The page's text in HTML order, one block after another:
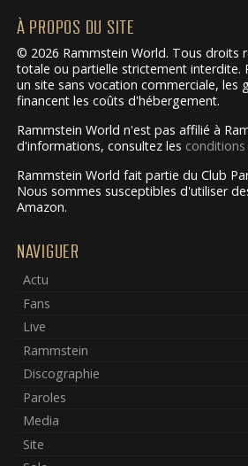
À PROPOS DU SITE
© 2026 Rammstein World. Tous droits
totale ou partielle strictement interdite.
un site sans vocation commerciale, les
financent les coûts d'hébergement.
Rammstein World n'est pas affilié à
d'informations, consultez les
Rammstein World fait partie du Club
Nous sommes susceptibles d'utiliser
Amazon.
NAVIGUER
Actu
Fans
Live
Rammstein
Discographie
Paroles
Media
Site